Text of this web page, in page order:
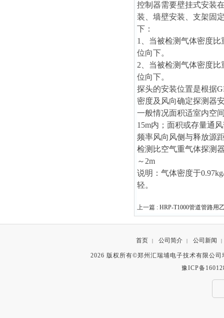
控制器需要壁挂式安装
装、墙壁安装、支架固
下：
1、当被检测气体密度
位向下。
2、当被检测气体密度
位向下。
探头的安装位置是根据
密度及风向确定探测器
一般情况面积适室内空
15m内；面积或存量通
频率风向风侧与释放源
检测比空气重气体探测
～2m
说明：气体密度于
轻。
上一篇 : HRP-T1000管道管路用
首页 | 公司简介 | 公司新闻 |
2026 版权所有©郑州汇瑞埔电子技术有限公
豫ICP备